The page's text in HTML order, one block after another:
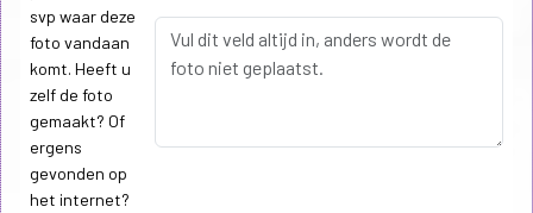
svp waar deze
foto vandaan
komt. Heeft u
zelf de foto
gemaakt? Of
ergens
gevonden op
het internet?